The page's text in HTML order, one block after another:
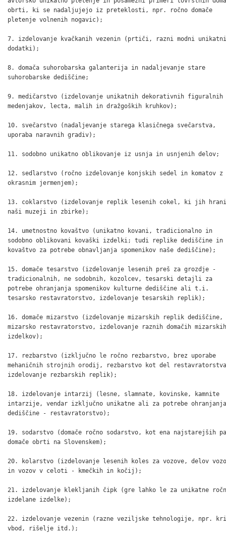
obrti, ki se nadaljujejo iz preteklosti, npr. ročno domače
pletenje volnenih nogavic);
7. izdelovanje kvačkanih vezenin (prtiči, razni modni unikatni
dodatki);
8. domača suhorobarska galanterija in nadaljevanje stare
suhorobarske dediščine;
9. medičarstvo (izdelovanje unikatnih dekorativnih figuralnih
medenjakov, lecta, malih in dražgoških kruhkov);
10. svečarstvo (nadaljevanje starega klasičnega svečarstva,
uporaba naravnih gradiv);
11. sodobno unikatno oblikovanje iz usnja in usnjenih delov;
12. sedlarstvo (ročno izdelovanje konjskih sedel in komatov z
okrasnim jermenjem);
13. coklarstvo (izdelovanje replik lesenih cokel, ki jih
naši muzeji in zbirke);
14. umetnostno kovaštvo (unikatno kovani, tradicionalno in
sodobno oblikovani kovaški izdelki; tudi replike dediščine in
kovaštvo za potrebe obnavljanja spomenikov naše dediščine);
15. domače tesarstvo (izdelovanje lesenih preš za grozdje -
tradicionalnih, ne sodobnih, kozolcev, tesarski detajli za
potrebe ohranjanja spomenikov kulturne dediščine ali t.i.
tesarsko restavratorstvo, izdelovanje tesarskih replik);
16. domače mizarstvo (izdelovanje mizarskih replik dediščine,
mizarsko restavratorstvo, izdelovanje raznih domačih mizarskih
izdelkov);
17. rezbarstvo (izključno le ročno rezbarstvo, brez uporabe
mehaničnih strojnih orodij, rezbarstvo kot del
izdelovanje rezbarskih replik);
18. izdelovanje intarzij (lesne, slamnate, kovinske, kamnite
intarzije, vendar izključno unikatne ali za potrebe ohranjanja
dediščine - restavratorstvo);
19. sodarstvo (domače ročno sodarstvo, kot ena najstarejših
domače obrti na Slovenskem);
20. kolarstvo (izdelovanje lesenih koles za vozove, delov
in vozov v celoti - kmečkih in kočij);
21. izdelovanje klekljanih čipk (gre lahko le za unikatne
izdelane izdelke);
22. izdelovanje vezenin (razne veziljske tehnologije, npr.
vbod, rišelje itd.);